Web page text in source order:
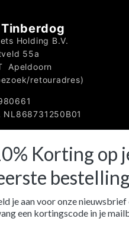
Holding B.V.
55a
Apeldoorn
retouradres)
NL868731250B01
Korting op
je aan voor onze nieuwsbrief
een kortingscode in je